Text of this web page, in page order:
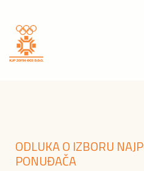
ODLUKA O IZBORU
PONUĐAČA